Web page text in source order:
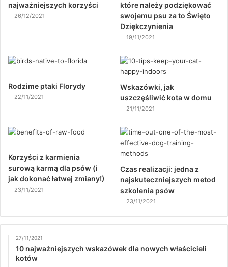
najważniejszych korzyści
26/12/2021
które należy podziękować
swojemu psu za to Święto
Dziękczynienia
19/11/2021
Rodzime ptaki Florydy
22/11/2021
Wskazówki, jak
uszczęśliwić kota w domu
21/11/2021
Korzyści z karmienia
surową karmą dla psów (i
jak dokonać łatwej zmiany!)
23/11/2021
Czas realizacji: jedna z
najskuteczniejszych metod
szkolenia psów
23/11/2021
27/11/2021
10 najważniejszych wskazówek dla nowych właścicieli
kotów